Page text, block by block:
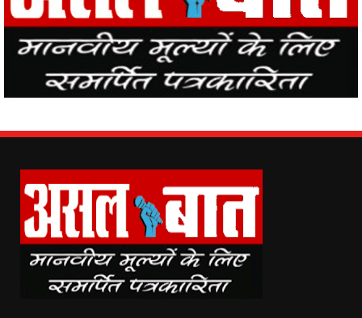
Asal Baat (www.asalbaat.co.in) is the most popular news portal in